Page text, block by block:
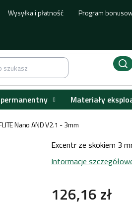
Wysyłka i płatność Program
Materiały
Nano AND V2.1 - 3mm
126,16 zł
Excentr ze skokiem 3
Informacje